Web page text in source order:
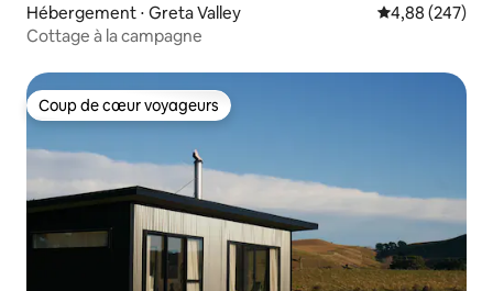
Hébergement ⋅ Greta Valley Évaluation
4,88 (247)
Cottage à la campagne
Coup de cœur voyageurs
Coup de cœur voyageurs